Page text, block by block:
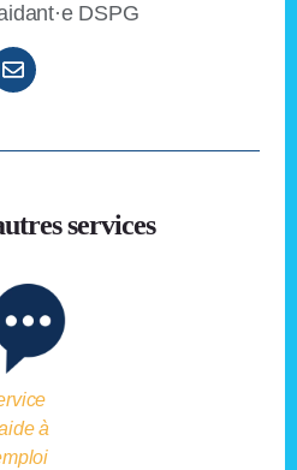
DSPG
services
à